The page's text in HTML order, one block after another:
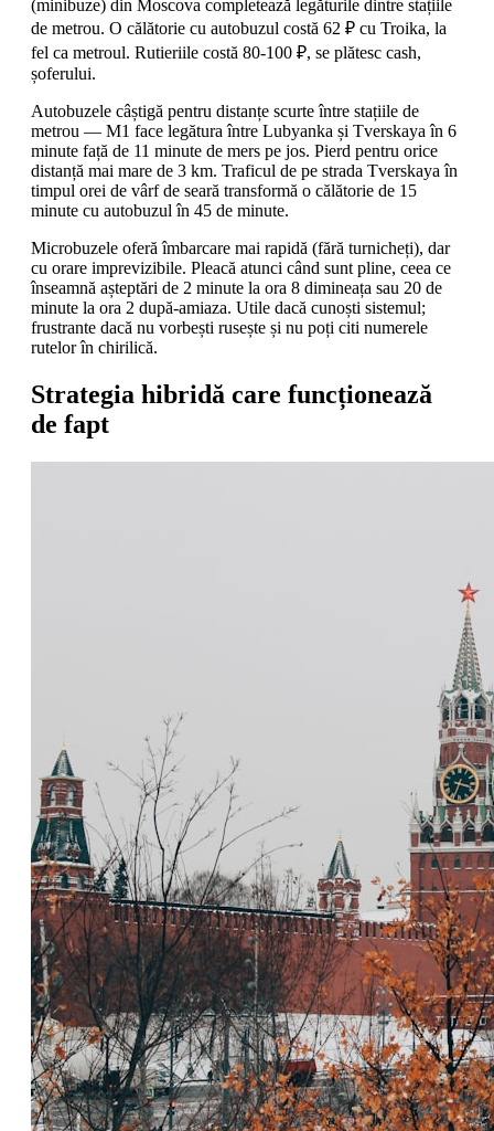
(minibuze) din Moscova completează legăturile dintre stațiile
de metrou. O călătorie cu autobuzul costă 62 ₽ cu Troika, la
fel ca metroul. Rutieriile costă 80-100 ₽, se plătesc cash,
șoferului.
Autobuzele câștigă pentru distanțe scurte între stațiile de
metrou — M1 face legătura între Lubyanka și Tverskaya în 6
minute față de 11 minute de mers pe jos. Pierd pentru orice
distanță mai mare de 3 km. Traficul de pe strada Tverskaya în
timpul orei de vârf de seară transformă o călătorie de 15
minute cu autobuzul în 45 de minute.
Microbuzele oferă îmbarcare mai rapidă (fără turnicheți), dar
cu orare imprevizibile. Pleacă atunci când sunt pline, ceea ce
înseamnă așteptări de 2 minute la ora 8 dimineața sau 20 de
minute la ora 2 după-amiaza. Utile dacă cunoști sistemul;
frustrante dacă nu vorbești rusește și nu poți citi numerele
rutelor în chirilică.
Strategia hibridă care funcționează
de fapt